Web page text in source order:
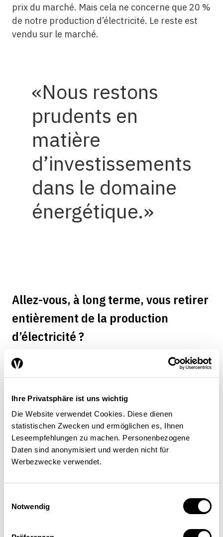
Ihre Privatsphäre ist uns wichtig
Die Website verwendet Cookies. Diese dienen
statistischen Zwecken und ermöglichen es, Ihnen
Leseempfehlungen zu machen. Personenbezogene
Daten sind anonymisiert und werden nicht für
Werbezwecke verwendet.
Notwendig
prix du marché. Mais cela ne concerne que 20 %
de notre production d’électricité. Le reste est
vendu sur le marché.
Nous restons
prudents en
matière
d’investissements
dans le domaine
énergétique.
Allez-vous, à long terme, vous retirer
entièrement de la production
d’électricité ?
Nous voulons rester un fournisseur d’énergie et
continuerons à investir dans la production
d’énergies renouvelables. La forte volatilité du
opportunités : le secteur de l’énergie offre du
plaisir à haut risque. Il faut seulement pouvoir
se permettre ce risque.
l’Union européenne, un éventuel
accord sur l’électricité a été renvoyé